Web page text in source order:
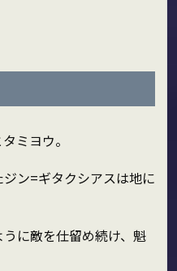
ミヨウ。
ン=ギタクシアスは地に
に敵を仕留め続け、魁